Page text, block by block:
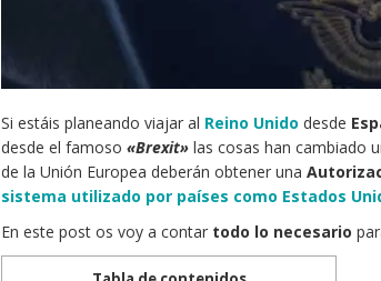
Si estáis planeando viajar al Reino Unido desde
desde el famoso«Brexit» las cosas han cambiado
de la Unión Europea deberán obtener una
sistema utilizado por países como Estados
En este post os voy a contar todo lo necesario